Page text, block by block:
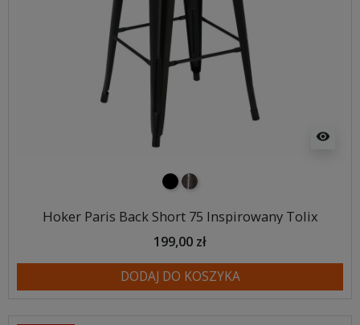
visibility
czarnymetalowy
Hoker Paris Back Short 75 Inspirowany Tolix
199,00 zł
DODAJ DO KOSZYKA